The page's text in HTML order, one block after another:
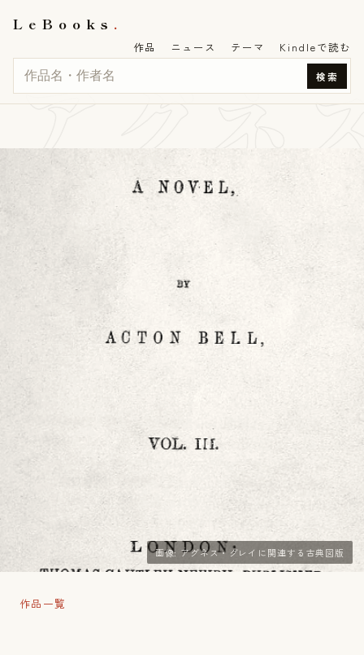
LeBooks
検索
作品 ニュース テーマ Kindleで読む
アグネ
画像: アグネス・グレイに関連する古典図版
作品一覧